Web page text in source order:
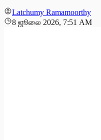
Latchumy Ramamoorthy
8 ஜூலை 2026, 7:51 AM